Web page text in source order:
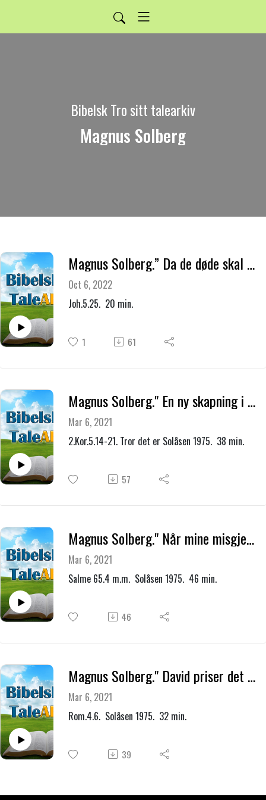
Bibelsk Tro sitt talearkiv
Magnus Solberg
Magnus Solberg.” Da de døde skal høre Guds Sønns røst, og de som hører, skal leve.”
Oct 6, 2022
Joh.5.25. 20 min.
1 61
Magnus Solberg." En ny skapning i Kristus."
Mar 6, 2021
2.Kor.5.14-21. Tror det er Solåsen 1975. 38 min.
57
Magnus Solberg." Når mine misgjerninger er blitt meg for tunge, da utsletter du våre overtredelser."
Mar 6, 2021
Salme 65.4 m.m. Solåsen 1975. 46 min.
46
Magnus Solberg." David priser det menneske salig som Gud tilregner rettferdighet uten gjerninger
Mar 6, 2021
Rom.4.6. Solåsen 1975. 32 min.
39